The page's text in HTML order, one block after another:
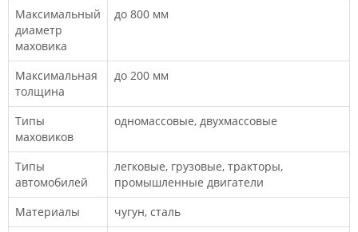
Максимальный
диаметр
маховика
до 800 мм
Максимальная
толщина
до 200 мм
Типы
маховиков
одномассовые, двухмассовые
Типы
автомобилей
легковые, грузовые, тракторы,
промышленные двигатели
Материалы
чугун, сталь